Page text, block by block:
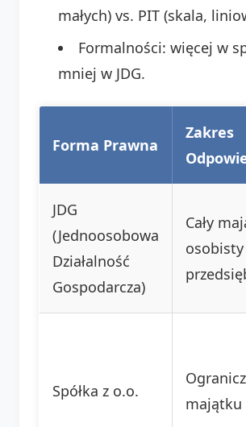
małych) vs. PIT (skala,
Formalności: więcej w
mniej w JDG.
Forma Prawna
Zakres
JDG
(Jednoosobowa
Działalność
Gospodarcza)
Cały
osobisty
Spółka z o.o.
majątku